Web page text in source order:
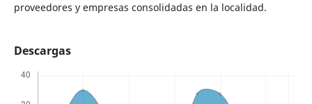
proveedores y empresas consolidadas en la localidad.
Descargas